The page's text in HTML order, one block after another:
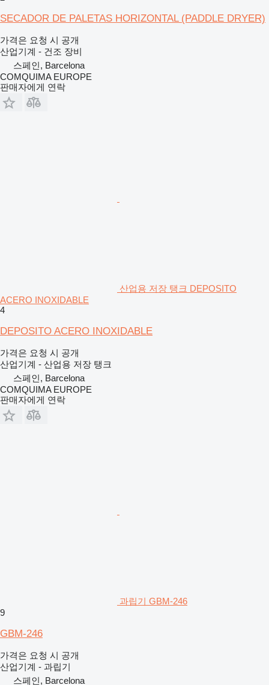
SECADOR DE PALETAS HORIZONTAL (PADDLE DRYER)
가격은 요청 시 공개
산업기계 - 건조 장비
스페인, Barcelona
COMQUIMA EUROPE
판매자에게 연락
산업용 저장 탱크 DEPOSITO
ACERO INOXIDABLE
4
DEPOSITO ACERO INOXIDABLE
가격은 요청 시 공개
산업기계 - 산업용 저장 탱크
스페인, Barcelona
COMQUIMA EUROPE
판매자에게 연락
과립기 GBM-246
9
GBM-246
가격은 요청 시 공개
산업기계 - 과립기
스페인, Barcelona